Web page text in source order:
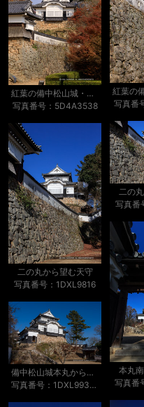
写真番
紅葉の備中松山城・二の丸から
写真番号：5D4A3538
二の
写真番
二の丸から望む天守
写真番号：1DXL9816
本丸
写真番
備中松山城本丸から望む天守
写真番号：1DXL9932-Edit